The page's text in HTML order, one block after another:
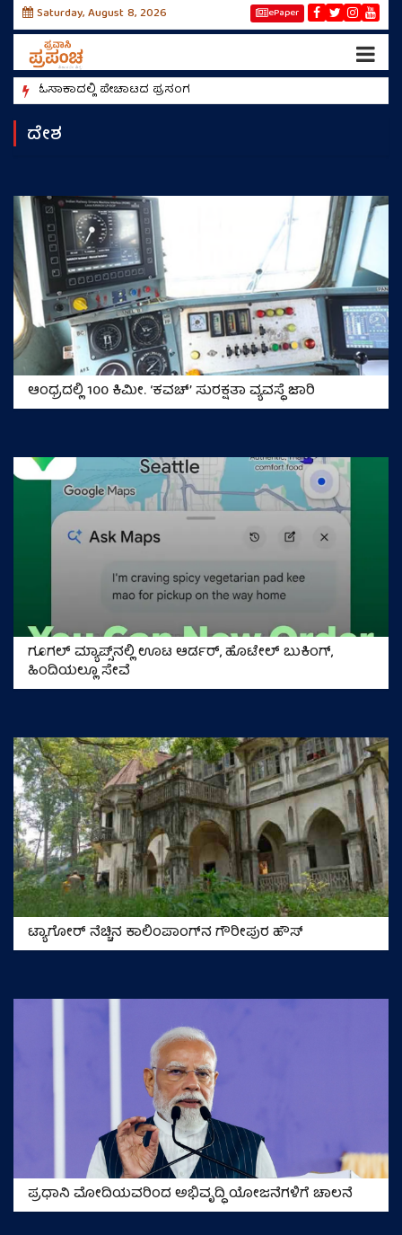
Saturday, August 8, 2026 ePaper
ಓಸಾಕಾದಲ್ಲಿ ಪೇಚಾಟದ ಪ್ರಸಂಗ
ದೇಶ
ಆಂಧ್ರದಲ್ಲಿ 100 ಕಿಮೀ. ‘ಕವಚ್’ ಸುರಕ್ಷತಾ ವ್ಯವಸ್ಥೆ ಜಾರಿ
ಗೂಗಲ್ ಮ್ಯಾಪ್ಸ್‌ನಲ್ಲಿ ಊಟ ಆರ್ಡರ್‌, ಹೊಟೇಲ್ ಬುಕಿಂಗ್‌,
ಹಿಂದಿಯಲ್ಲೂ ಸೇವೆ
ಟ್ಯಾಗೋರ್‌ ನೆಚ್ಚಿನ ಕಾಲಿಂಪಾಂಗ್‌ನ ಗೌರೀಪುರ ಹೌಸ್‌
ಪ್ರಧಾನಿ ಮೋದಿಯವರಿಂದ ಅಭಿವೃದ್ಧಿ ಯೋಜನೆಗಳಿಗೆ ಚಾಲನೆ